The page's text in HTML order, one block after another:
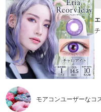
モアコンユーザーなコ